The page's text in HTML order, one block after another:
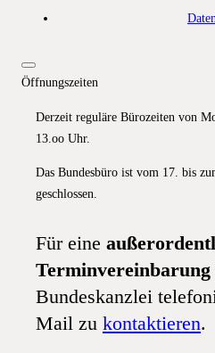
Öffnungszeiten
Derzeit reguläre Bürozeiten von
13.oo Uhr.
Das Bundesbüro ist vom 17. bis
geschlossen.
Für eine
Terminvereinbarung
Bundeskanzlei
Mail zu kontaktieren.